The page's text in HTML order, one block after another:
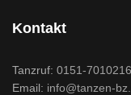
Kontakt
Tanzruf: 0151-
Email: info@tanzen-